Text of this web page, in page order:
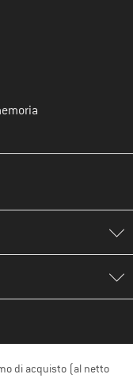
tuo account cliente
di acquisto (al netto